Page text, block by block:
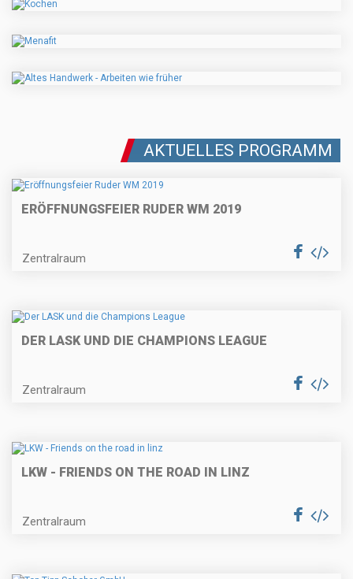
AKTUELLES PROGRAMM
ERÖFFNUNGSFEIER RUDER WM 2019
Zentralraum
DER LASK UND DIE CHAMPIONS LEAGUE
Zentralraum
LKW - FRIENDS ON THE ROAD IN LINZ
Zentralraum